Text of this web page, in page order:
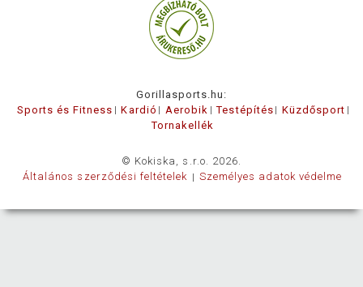
Gorillasports.hu:
Sports és Fitness
Kardió Aerobik Testépítés
Küzdősport
Tornakellék
© Kokiska, s.r.o. 2026.
Általános szerződési feltételek
Személyes adatok védelme